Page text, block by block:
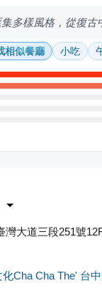
多樣風格，從復
相似餐廳 小吃
灣大道三段251號
Cha Cha The' 台